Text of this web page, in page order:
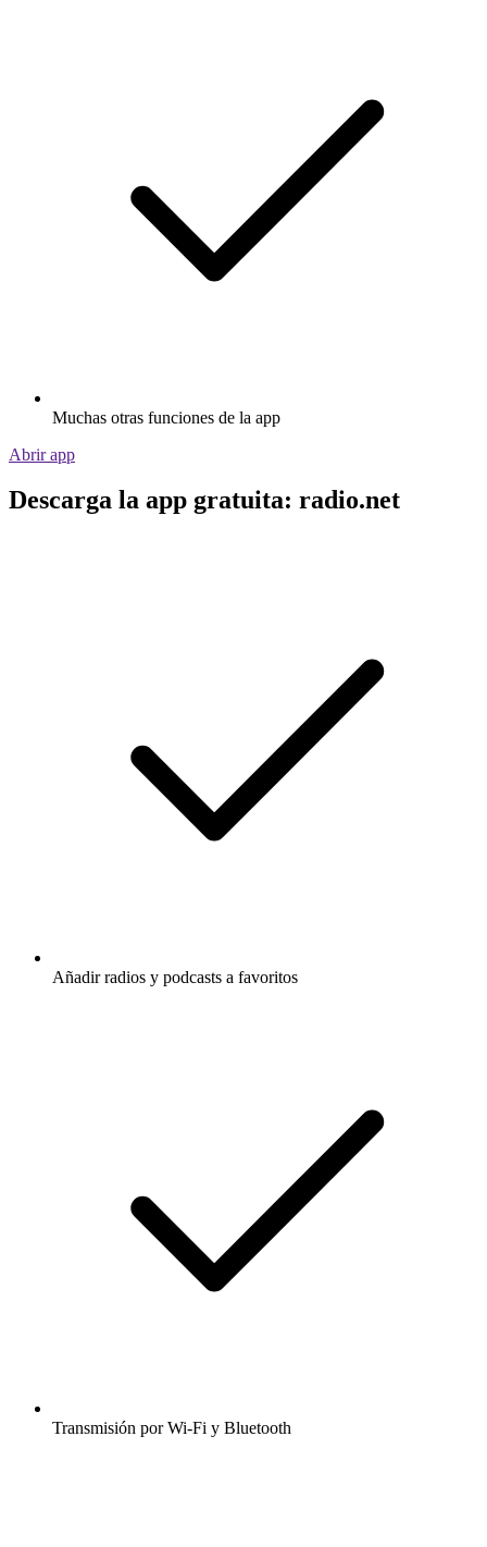
Muchas otras funciones de la app
Abrir app
Descarga la app gratuita: radio.net
Añadir radios y podcasts a favoritos
Transmisión por Wi-Fi y Bluetooth